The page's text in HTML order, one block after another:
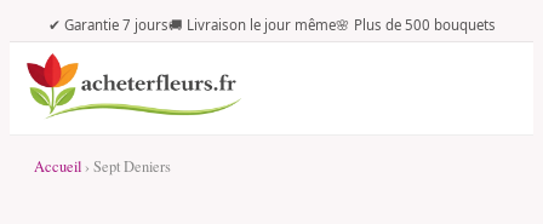
✔ Garantie 7 jours🚚 Livraison le jour même🌸 Plus de 500 bouquets
Accueil › Sept Deniers